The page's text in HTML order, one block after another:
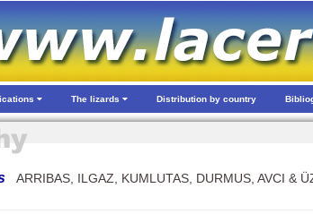
The lizards Distribution by country
ARRIBAS, ILGAZ, KUMLUTAS, DURMUS, AVCI &